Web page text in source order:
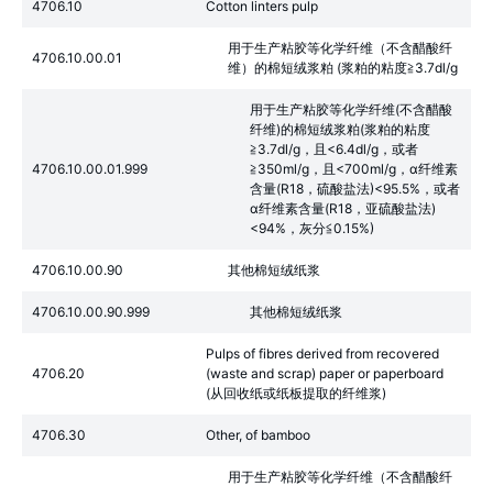
4706.10 Cotton linters pulp
4706.10.00.01
用于生产粘胶等化学纤维（不含醋酸纤
维）的棉短绒浆粕 (浆粕的粘度≧3.7dl/g
4706.10.00.01.999
用于生产粘胶等化学纤维(不含醋酸
纤维)的棉短绒浆粕(浆粕的粘度
≧3.7dl/g，且<6.4dl/g，或者
≧350ml/g，且<700ml/g，α纤维素
含量(R18，硫酸盐法)<95.5%，或者
α纤维素含量(R18，亚硫酸盐法)
<94%，灰分≦0.15%)
4706.10.00.90 其他棉短绒纸浆
4706.10.00.90.999 其他棉短绒纸浆
4706.20
Pulps of fibres derived from recovered
(waste and scrap) paper or paperboard
(从回收纸或纸板提取的纤维浆)
4706.30 Other, of bamboo
用于生产粘胶等化学纤维（不含醋酸纤